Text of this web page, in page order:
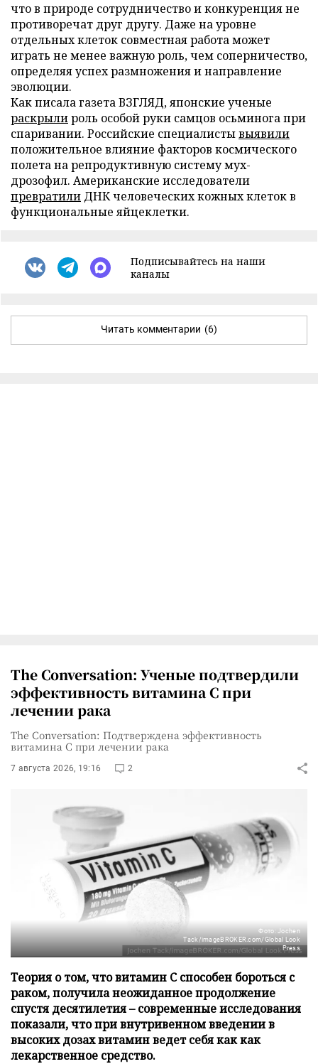
что в природе сотрудничество и конкуренция не
противоречат друг другу. Даже на уровне
отдельных клеток совместная работа может
играть не менее важную роль, чем соперничество,
определяя успех размножения и направление
эволюции.
Как писала газета ВЗГЛЯД, японские ученые
раскрылироль особой руки самцов осьминога при
спаривании. Российские специалистывыявили
положительное влияние факторов космического
полета на репродуктивную систему мух-
дрозофил. Американские исследователи
превратили ДНК человеческих кожных клеток в
функциональные яйцеклетки.
Подписывайтесь на наши
каналы
Читать комментарии (6)
The Conversation: Ученые подтвердили
эффективность витамина C при
лечении рака
The Conversation: Подтверждена эффективность
витамина C при лечении рака
7 августа 2026, 19:16 2
Фото: Jochen
Tack/imageBROKER.com/Global Look
Press
Теория о том, что витамин C способен бороться с
раком, получила неожиданное продолжение
спустя десятилетия – современные исследования
показали, что при внутривенном введении в
высоких дозах витамин ведет себя как как
лекарственное средство.